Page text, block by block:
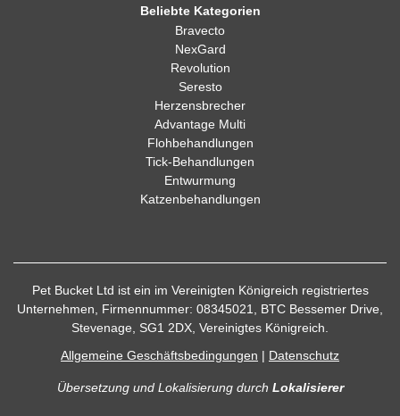
Beliebte Kategorien
Bravecto
NexGard
Revolution
Seresto
Herzensbrecher
Advantage Multi
Flohbehandlungen
Tick-Behandlungen
Entwurmung
Katzenbehandlungen
Pet Bucket Ltd ist ein im Vereinigten Königreich registriertes
Unternehmen, Firmennummer: 08345021, BTC Bessemer Drive,
Stevenage, SG1 2DX, Vereinigtes Königreich.
Allgemeine Geschäftsbedingungen | Datenschutz
Übersetzung und Lokalisierungdurch Lokalisierer